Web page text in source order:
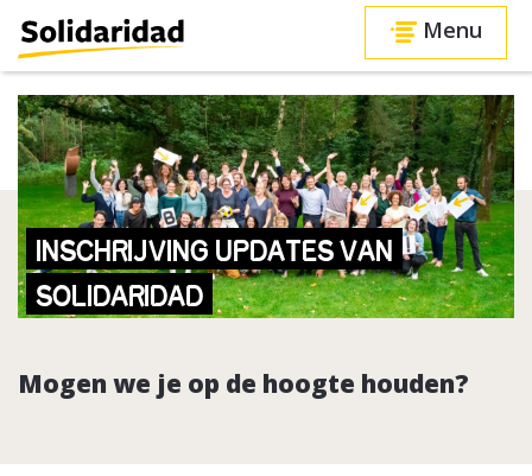
Menu
INSCHRIJVING UPDATES VAN
SOLIDARIDAD
Mogen we je op de hoogte houden?